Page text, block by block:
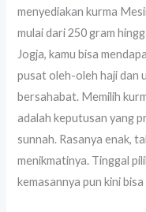
menyediakan kurma
mulai dari 250 gram
Jogja, kamu bisa
pusat oleh-oleh haji dan
bersahabat. Memilih
adalah keputusan yang
sunnah. Rasanya enak,
menikmatinya. Tinggal
kemasannya pun kini